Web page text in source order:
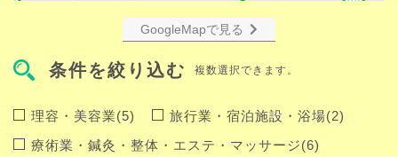
GoogleMapで見る
条件を絞り込む 複数選択できます。
理容・美容業(5)
旅行業・宿泊施設・浴場(2)
療術業・鍼灸・整体・エステ・マッサージ(6)